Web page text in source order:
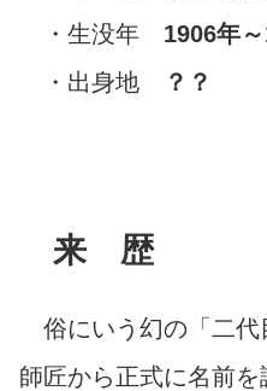
・生没年 1906年
・出身地 ？？
来 歴
俗にいう幻の「二代
師匠から正式に名前